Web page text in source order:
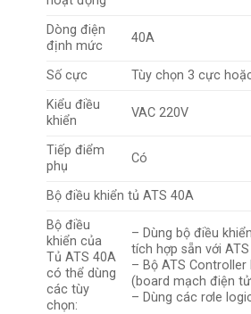
Dòng điện
định mức
40A
Số cực
Tùy chọn 3 cực
Kiểu điều
khiển
VAC 220V
Tiếp điểm
phụ
Có
Bộ điều khiển tủ ATS 40A
Bộ điều
khiển của
Tủ ATS 40A
có thể dùng
các tùy
chọn:
– Dùng bộ điều
tích hợp sẵn với
– Bộ ATS
(board mạch điện
– Dùng các rơle